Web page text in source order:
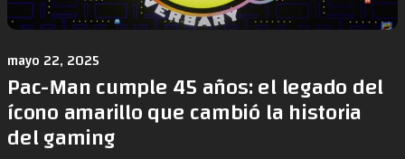
mayo 22, 2025
Pac-Man cumple 45 años: el legado del
ícono amarillo que cambió la historia
del gaming